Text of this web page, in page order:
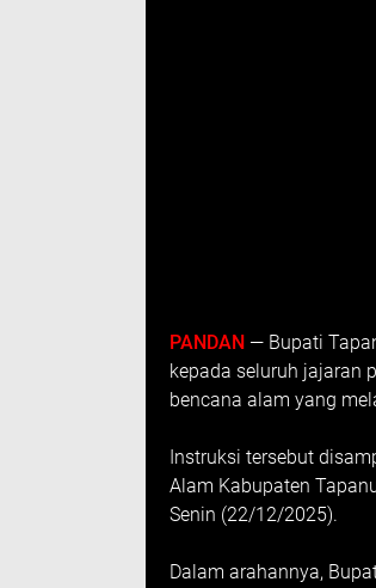
PANDAN — Bupati
kepada seluruh jajaran
bencana alam yang
Instruksi tersebut
Alam Kabupaten
Senin (22/12/2025).
Dalam arahannya,